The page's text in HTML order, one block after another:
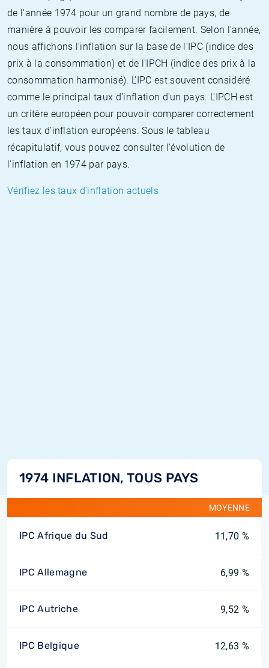
de l'année 1974 pour un grand nombre de pays, de
manière à pouvoir les comparer facilement. Selon l'année,
nous affichons l'inflation sur la base de l'IPC (indice des
prix à la consommation) et de l'IPCH (indice des prix à la
consommation harmonisé). L'IPC est souvent considéré
comme le principal taux d'inflation d'un pays. L'IPCH est
un critère européen pour pouvoir comparer correctement
les taux d'inflation européens. Sous le tableau
récapitulatif, vous pouvez consulter l'évolution de
l'inflation en 1974 par pays.
Vérifiez les taux d'inflation actuels
1974 INFLATION, TOUS PAYS
MOYENNE
IPC Afrique du Sud 11,70 %
IPC Allemagne 6,99 %
IPC Autriche 9,52 %
IPC Belgique 12,63 %